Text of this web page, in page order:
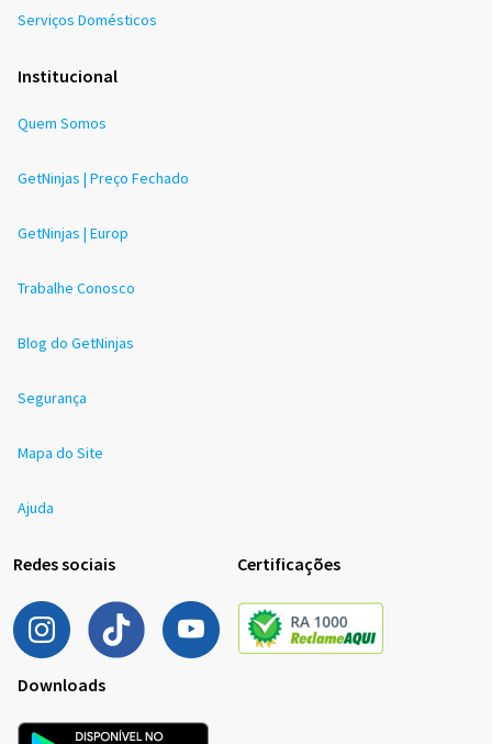
Serviços Domésticos
Institucional
Quem Somos
GetNinjas | Preço Fechado
GetNinjas | Europ
Trabalhe Conosco
Blog do GetNinjas
Segurança
Mapa do Site
Ajuda
Redes sociais Certificações
Downloads